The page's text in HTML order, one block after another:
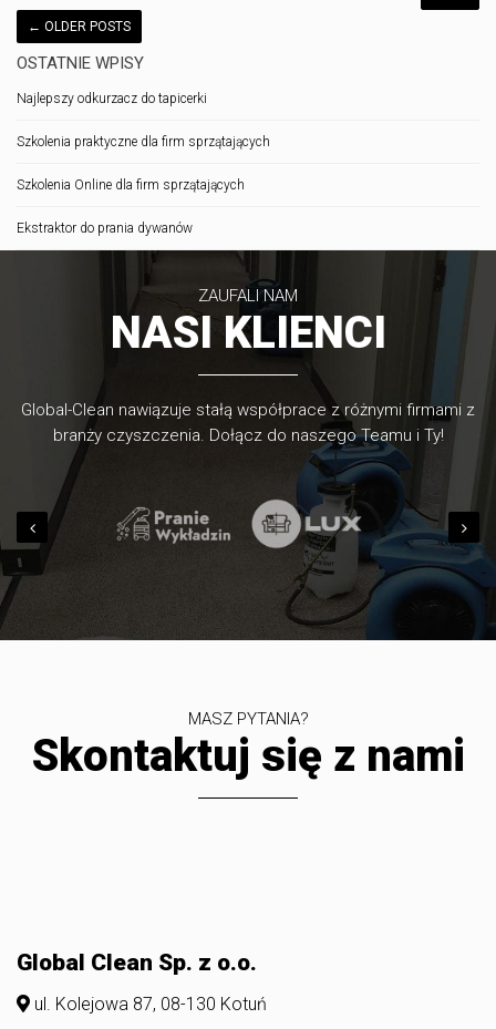
← OLDER POSTS
OSTATNIE WPISY
Najlepszy odkurzacz do tapicerki
Szkolenia praktyczne dla firm sprzątających
Szkolenia Online dla firm sprzątających
Ekstraktor do prania dywanów
ZAUFALI NAM
NASI KLIENCI
Global-Clean nawiązuje stałą współprace z różnymi firmami z
branży czyszczenia. Dołącz do naszego Teamu i Ty!
MASZ PYTANIA?
Skontaktuj się z nami
Global Clean Sp. z o.o.
ul. Kolejowa 87, 08-130 Kotuń